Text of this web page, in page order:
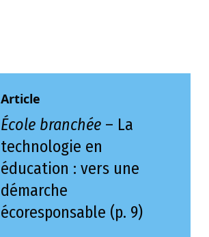
Article
École branchée – La
technologie en
éducation : vers une
démarche
écoresponsable (p. 9)